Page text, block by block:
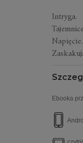
Intryga.
Napięcie.
Ebooka